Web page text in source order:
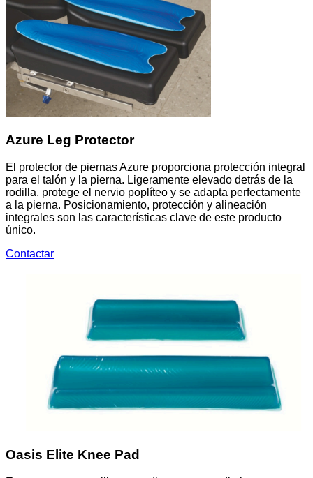
Azure Leg Protector
El protector de piernas Azure proporciona protección integral
para el talón y la pierna. Ligeramente elevado detrás de la
rodilla, protege el nervio poplíteo y se adapta perfectamente
a la pierna. Posicionamiento, protección y alineación
integrales son las características clave de este producto
único.
Contactar
Oasis Elite Knee Pad